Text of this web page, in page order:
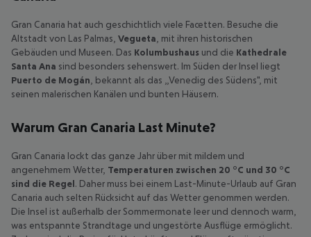
Gran Canaria hat auch geschichtlich viele Facetten. Besuche die
Altstadt von Las Palmas, Vegueta , mit ihren historischen
Gebäuden und Museen. Das Kolumbushaus und die Kathedrale
Santa Ana sind besonders sehenswert. Im Süden der Insel liegt
Puerto de Mogán , bekannt als das „Venedig des Südens", mit
seinen malerischen Kanälen und bunten Häusern.
Warum Gran Canaria Last Minute?
Gran Canaria lockt das ganze Jahr über mit mildem und
angenehmem Wetter, Temperaturen zwischen 20 °C und 30 °C
sind die Regel. Daher muss bei einem Last-Minute-Urlaub auf Gran
Canaria auch selten Rücksicht auf das Wetter genommen werden.
Die Insel ist außerhalb der Sommermonate leer und dennoch warm,
was entspannte Strandtage und ungestörte Ausflüge ermöglicht.